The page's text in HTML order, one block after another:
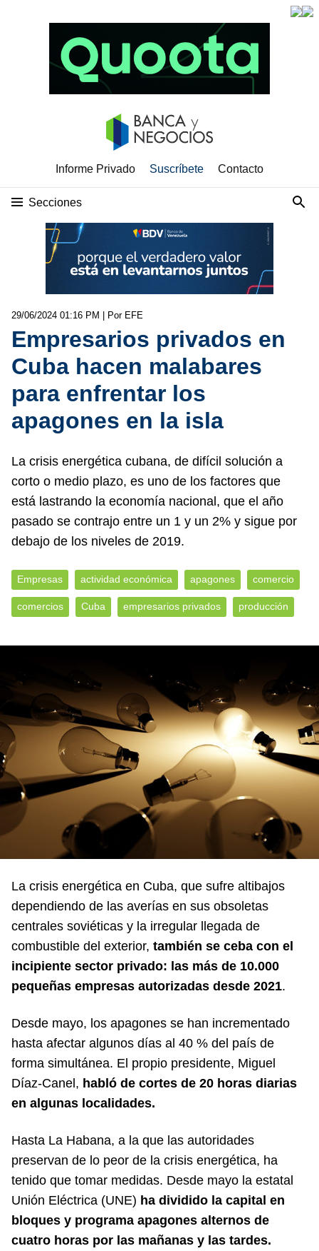
Informe Privado Suscríbete Contacto
Secciones
29/06/2024 01:16 PM | Por EFE
Empresarios privados en
Cuba hacen malabares
para enfrentar los
apagones en la isla
La crisis energética cubana, de difícil solución a
corto o medio plazo, es uno de los factores que
está lastrando la economía nacional, que el año
pasado se contrajo entre un 1 y un 2% y sigue por
debajo de los niveles de 2019.
Empresas actividad económica apagones comercio
comercios Cuba empresarios privados producción
La crisis energética en Cuba, que sufre altibajos
dependiendo de las averías en sus obsoletas
centrales soviéticas y la irregular llegada de
combustible del exterior, también se ceba con el
incipiente sector privado: las más de 10.000
pequeñas empresas autorizadas desde 2021.
Desde mayo, los apagones se han incrementado
hasta afectar algunos días al 40 % del país de
forma simultánea. El propio presidente, Miguel
Díaz-Canel, habló de cortes de 20 horas diarias
en algunas localidades.
Hasta La Habana, a la que las autoridades
preservan de lo peor de la crisis energética, ha
tenido que tomar medidas. Desde mayo la estatal
Unión Eléctrica (UNE) ha dividido la capital en
bloques y programa apagones alternos de
cuatro horas por las mañanas y las tardes.